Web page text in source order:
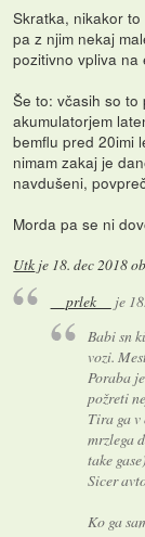
Skratka, nikakor
pa z njim nekaj
pozitivno vpliva na
Še to: včasih so to
akumulatorjem
bemflu pred 20imi
nimam zakaj je
navdušeni,
Morda pa se ni
Utk je 18. dec 2018
__prlek__ je
Babi sn
vozi.
Poraba
požreti
Tira ga v
mrzlega
take gase)
Sicer
Ko ga